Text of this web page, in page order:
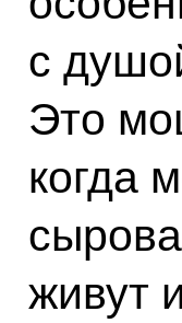
с
Это
когда
живут